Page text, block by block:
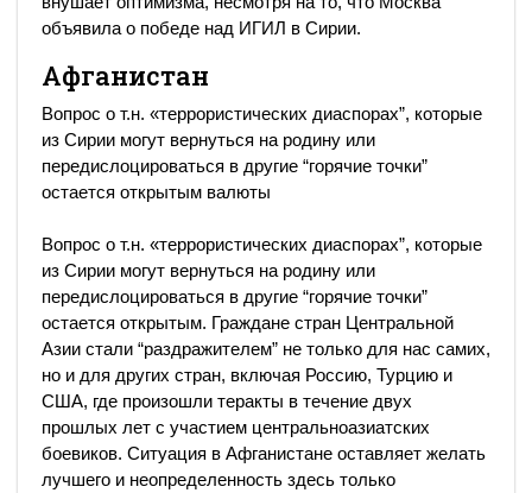
объявила о победе над ИГИЛ в Сирии.
Афганистан
Вопрос о т.н. «террористических диаспорах”, которые
из Сирии могут вернуться на родину или
передислоцироваться в другие “горячие точки”
остается открытым валюты
Вопрос о т.н. «террористических диаспорах”, которые
из Сирии могут вернуться на родину или
передислоцироваться в другие “горячие точки”
остается открытым. Граждане стран Центральной
Азии стали “раздражителем” не только для нас самих,
но и для других стран, включая Россию, Турцию и
США, где произошли теракты в течение двух
прошлых лет с участием центральноазиатских
боевиков. Ситуация в Афганистане оставляет желать
лучшего и неопределенность здесь только